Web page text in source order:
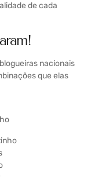
de cada
nacionais
que elas